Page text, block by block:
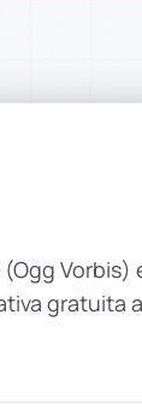
(Ogg
gratuita